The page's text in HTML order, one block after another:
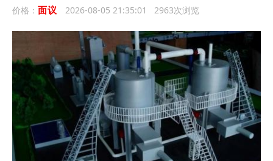
价格： 面议 2026-08-05 21:35:01 2963次浏览